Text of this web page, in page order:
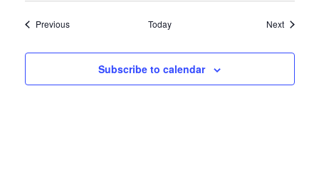
PreviousEvents Today NextEvents
Subscribe to calendar